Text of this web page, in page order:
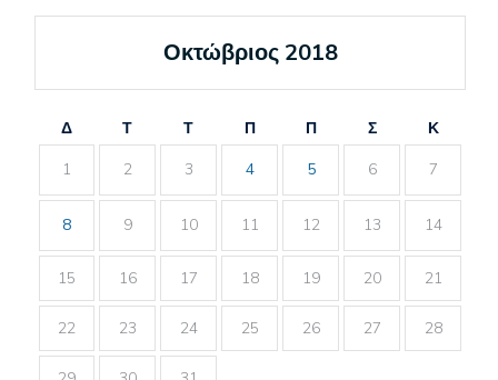
Οκτώβριος 2018
Δ Τ Τ Π Π Σ
Κ
1
2 3 4 5 6 7
8 9 10 11 12 13 14
15 16 17 18 19 20 21
22 23 24 25 26 27 28